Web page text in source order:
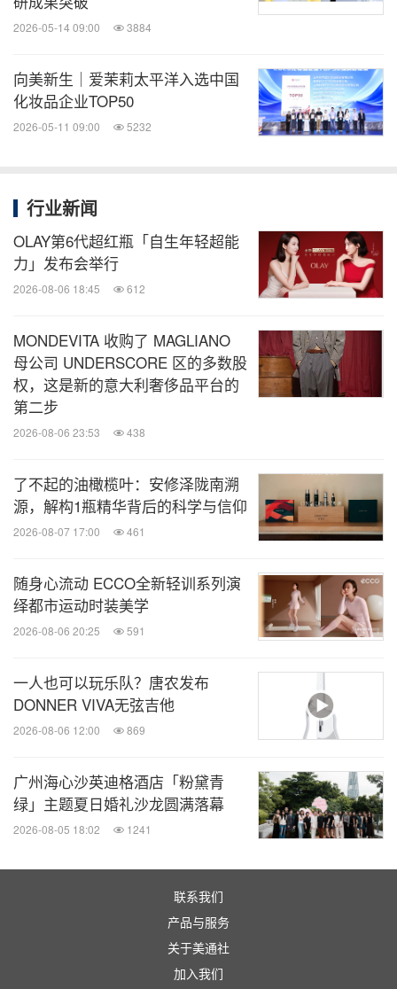
平洋将持续深耕皮肤科学研究，打造更便捷、更具个
性化、更贴合实际需求的购物体验，让消费者享受源
关于爱茉莉太平洋
全球化妆品公司，旗下拥有30余个知名品牌，涵盖护
肤、彩妆、个人护理及保健等领域。集团以"铸就美
丽世界"为使命，始终致力于科技创新，通过数字化
赋能和可持续发展战略，为全球消费者提供智慧化、
布局，爱茉莉太平洋持续引领美妆行业变革，推动自
然、人类与企业的和谐共生。
自1992年进入中国以来，爱茉莉太平洋成功引入雪花
集团积极拓展多元零售渠道，融入数字化思维，快速
响应本土消费者需求。爱茉莉太平洋将继续秉持顾客
至上的理念，坚持长期主义精神，努力让世界见证中
国之美，也让中国领略世界之美，共同推动中国美妆
产业的高质量发展。
产品28天，结果表明产品具有120小时保湿功效，实际效果因人而异，测试时间：
2024年1月4日 - 2024年2月1日。
准
[3] 专利号：第10-1018818号、第10-1527580号
[4] 结果源于离体皮肤测试ex vivo
间： 2024年1月4日 - 2024年2月1日。
2026-05-14 09:00 3884
向美新生｜爱茉莉太平洋入选中国
化妆品企业TOP50
2026-05-11 09:00 5232
行业新闻
OLAY第6代超红瓶「自生年轻超能
力」发布会举行
2026-08-06 18:45 612
MONDEVITA 收购了 MAGLIANO
母公司 UNDERSCORE 区的多数股
权，这是新的意大利奢侈品平台的
第二步
2026-08-06 23:53 438
了不起的油橄榄叶：安修泽陇南溯
源，解构1瓶精华背后的科学与信仰
2026-08-07 17:00 461
随身心流动 ECCO全新轻训系列演
绎都市运动时装美学
2026-08-06 20:25 591
一人也可以玩乐队？唐农发布
DONNER VIVA无弦吉他
2026-08-06 12:00 869
广州海心沙英迪格酒店「粉黛青
绿」主题夏日婚礼沙龙圆满落幕
2026-08-05 18:02 1241
联系我们
产品与服务
关于美通社
加入我们